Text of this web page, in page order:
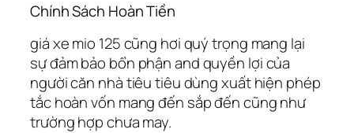
Chính Sách Hoàn Tiền
giá xe mio 125 cũng hơi quý trọng mang lại
sự đảm bảo bổn phận and quyền lợi của
người căn nhà tiêu tiêu dùng xuất hiện phép
tắc hoàn vốn mang đến sắp đến cũng như
trường hợp chưa may.